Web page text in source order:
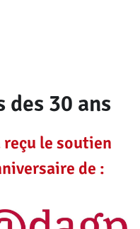
des 30 ans
reçu le soutien
de :